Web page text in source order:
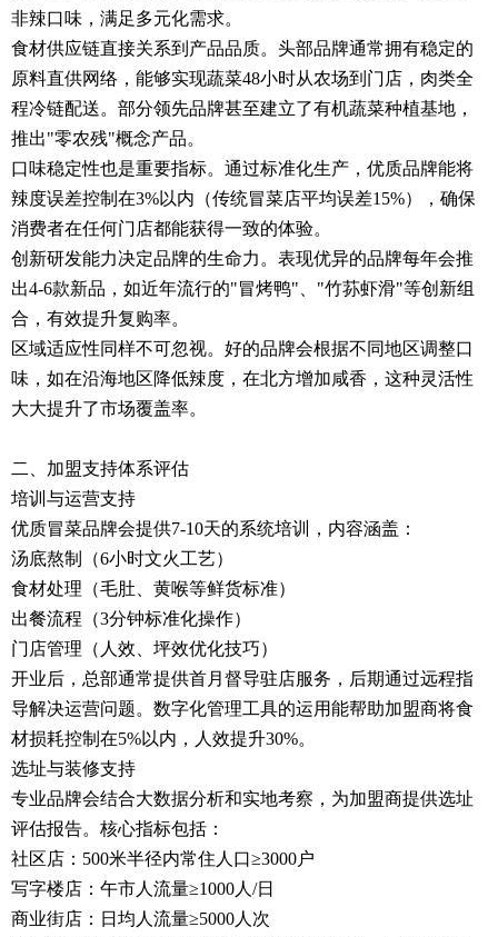
非辣口味，满足多元化需求。
食材供应链直接关系到产品品质。头部品牌通常拥有稳定的
原料直供网络，能够实现蔬菜48小时从农场到门店，肉类全
程冷链配送。部分领先品牌甚至建立了有机蔬菜种植基地，
推出"零农残"概念产品。
口味稳定性也是重要指标。通过标准化生产，优质品牌能将
辣度误差控制在3%以内（传统冒菜店平均误差15%），确保
消费者在任何门店都能获得一致的体验。
创新研发能力决定品牌的生命力。表现优异的品牌每年会推
出4-6款新品，如近年流行的"冒烤鸭"、"竹荪虾滑"等创新组
合，有效提升复购率。
区域适应性同样不可忽视。好的品牌会根据不同地区调整口
味，如在沿海地区降低辣度，在北方增加咸香，这种灵活性
大大提升了市场覆盖率。
二、加盟支持体系评估
培训与运营支持
优质冒菜品牌会提供7-10天的系统培训，内容涵盖：
汤底熬制（6小时文火工艺）
食材处理（毛肚、黄喉等鲜货标准）
出餐流程（3分钟标准化操作）
门店管理（人效、坪效优化技巧）
开业后，总部通常提供首月督导驻店服务，后期通过远程指
导解决运营问题。数字化管理工具的运用能帮助加盟商将食
材损耗控制在5%以内，人效提升30%。
选址与装修支持
专业品牌会结合大数据分析和实地考察，为加盟商提供选址
评估报告。核心指标包括：
社区店：500米半径内常住人口≥3000户
写字楼店：午市人流量≥1000人/日
商业街店：日均人流量≥5000人次